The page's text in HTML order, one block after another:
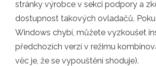
stránky výrobce v sekci podpory a
dostupnost takových ovladačů.
Windows chybí, můžete vyzkoušet
předchozích verzí v režimu
věc je, že se vypouštění shoduje).